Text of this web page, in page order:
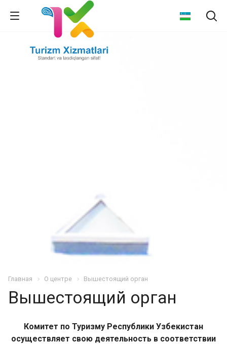
Главная О центре Вышестоящий орган
Вышестоящий орган
Комитет по Туризму Республики Узбекистан
осуществляет свою деятельность в соответствии